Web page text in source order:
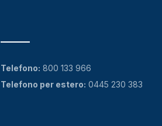
Telefono: 800 133 966
Telefono per estero: 0445 230 383